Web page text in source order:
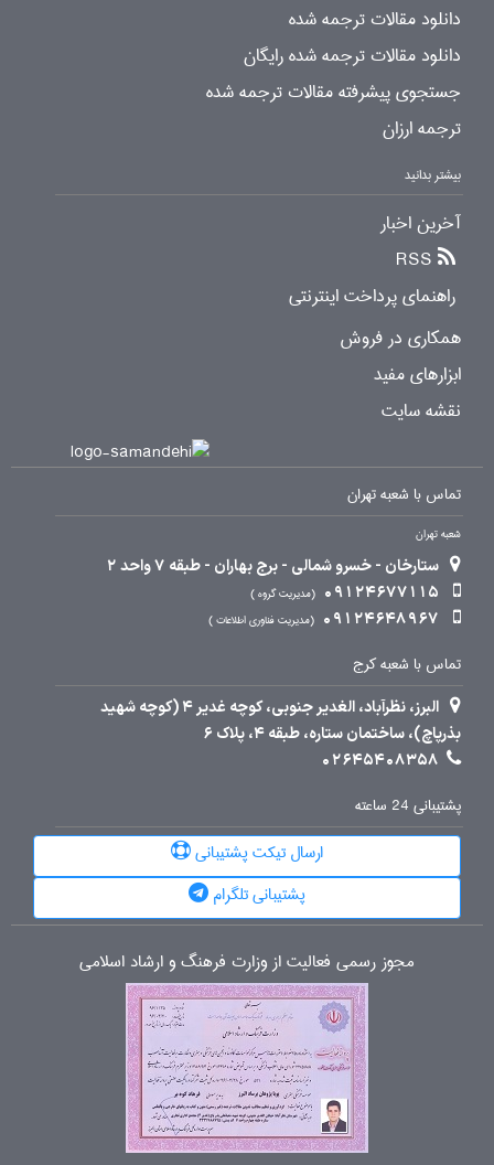
دانلود مقالات ترجمه شده
دانلود مقالات ترجمه شده رایگان
جستجوی پیشرفته مقالات ترجمه شده
ترجمه ارزان
بیشتر بدانید
آخرین اخبار
RSS
راهنمای پرداخت اینترنتی
همکاری در فروش
ابزارهای مفید
نقشه سایت
تماس با شعبه تهران
شعبه تهران
ستارخان - خسرو شمالی - برج بهاران - طبقه 7 واحد 2
09124677115
مدیریت گروه
09124648967 مدیریت فناوری اطلاعات
تماس با شعبه کرج
البرز، نظرآباد، الغدیر جنوبی، کوچه غدیر 4 (کوچه شهید
بذرپاچ)، ساختمان ستاره، طبقه 4، پلاک 6
02645408358
پشتیبانی 24 ساعته
ارسال تیکت پشتیبانی
پشتیبانی تلگرام
مجوز رسمی فعالیت از وزارت فرهنگ و ارشاد اسلامی